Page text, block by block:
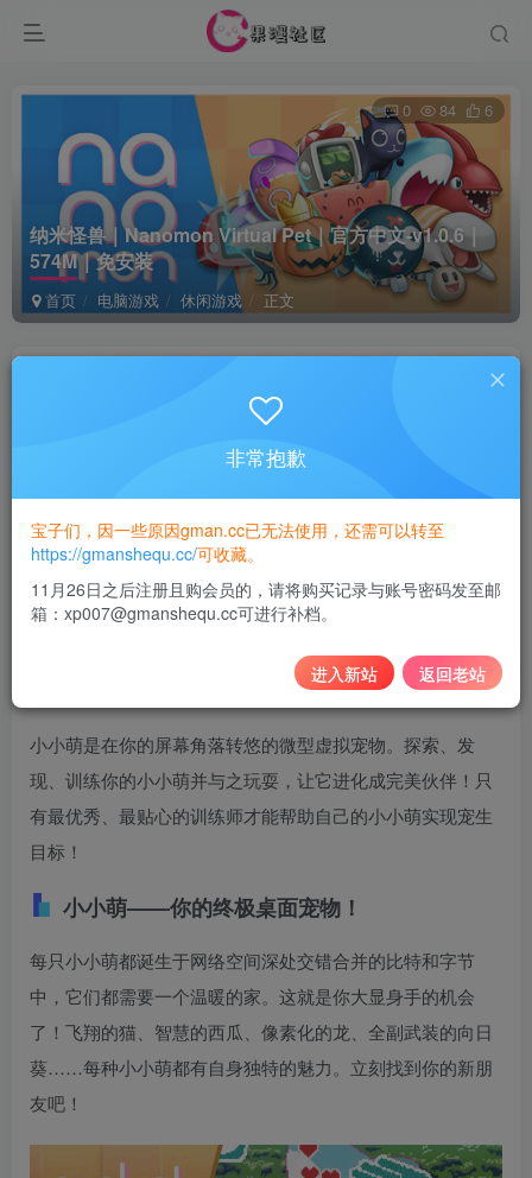
纳米怪兽｜Nanomon Virtual Pet｜官方中文-v1.0.6｜
574M｜免安装
首页 电脑游戏 休闲游戏 正文
0 84 6
关注
纳米怪兽｜Nanomon Virtual Pet｜官方中文-v1.0.6｜574M｜免安装
此内容为付费资源，请付费后查看
10积分
黄金会员 免费
登录购买
小小萌是在你的屏幕角落转悠的微型虚拟宠物。探索、发
现、训练你的小小萌并与之玩耍，让它进化成完美伙伴！只
有最优秀、最贴心的训练师才能帮助自己的小小萌实现宠生
目标！
小小萌——你的终极桌面宠物！
每只小小萌都诞生于网络空间深处交错合并的比特和字节
中，它们都需要一个温暖的家。这就是你大显身手的机会
了！飞翔的猫、智慧的西瓜、像素化的龙、全副武装的向日
葵……每种小小萌都有自身独特的魅力。立刻找到你的新朋
友吧！
非常抱歉
宝子们，因一些原因gman.cc已无法使用，还需可以转至
https://gmanshequ.cc/可收藏。
11月26日之后注册且购会员的，请将购买记录与账号密码发至邮
箱：xp007@gmanshequ.cc可进行补档。
进入新站 返回老站